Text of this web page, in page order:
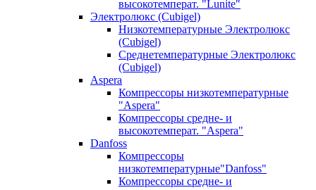
высокотемперат. "Lunite"
Электролюкс (Cubigel)
Низкотемпературные Электролюкс
(Cubigel)
Среднетемпературные Электролюкс
(Cubigel)
Aspera
Компрессоры низкотемпературные
"Aspera"
Компрессоры средне- и
высокотемперат. "Aspera"
Danfoss
Компрессоры
низкотемпературные"Danfoss"
Компрессоры средне- и